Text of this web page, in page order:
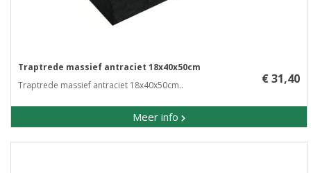
Traptrede massief antraciet 18x40x50cm
Traptrede massief antraciet 18x40x50cm..
Meer info
€ 31,40